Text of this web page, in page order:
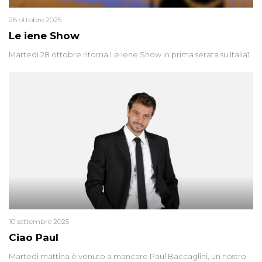
Le iene Show
26 ottobre 2025
Martedì 28 ottobre ritorna Le Iene Show in prima serata su Italia1
Ciao Paul
10 settembre 2025
Martedì mattina è venuto a mancare Paul Baccaglini, un nostro